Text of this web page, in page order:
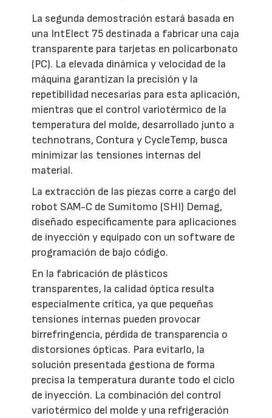
La segunda demostración estará basada en
una IntElect 75 destinada a fabricar una caja
transparente para tarjetas en policarbonato
(PC). La elevada dinámica y velocidad de la
máquina garantizan la precisión y la
repetibilidad necesarias para esta aplicación,
mientras que el control variotérmico de la
temperatura del molde, desarrollado junto a
technotrans, Contura y CycleTemp, busca
minimizar las tensiones internas del
material.
La extracción de las piezas corre a cargo del
robot SAM-C de Sumitomo (SHI) Demag,
diseñado específicamente para aplicaciones
de inyección y equipado con un software de
programación de bajo código.
En la fabricación de plásticos
transparentes, la calidad óptica resulta
especialmente crítica, ya que pequeñas
tensiones internas pueden provocar
birrefringencia, pérdida de transparencia o
distorsiones ópticas. Para evitarlo, la
solución presentada gestiona de forma
precisa la temperatura durante todo el ciclo
de inyección. La combinación del control
variotérmico del molde y una refrigeración